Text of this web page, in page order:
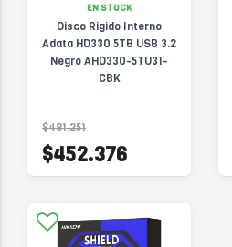
EN STOCK
Disco Rigido Interno
Adata HD330 5TB USB 3.2
Negro AHD330-5TU31-
CBK
$481.251
$452.376